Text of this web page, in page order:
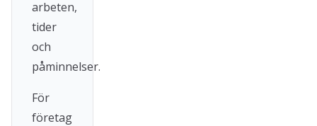
arbeten,
tider
och
påminnelser.
För
företag